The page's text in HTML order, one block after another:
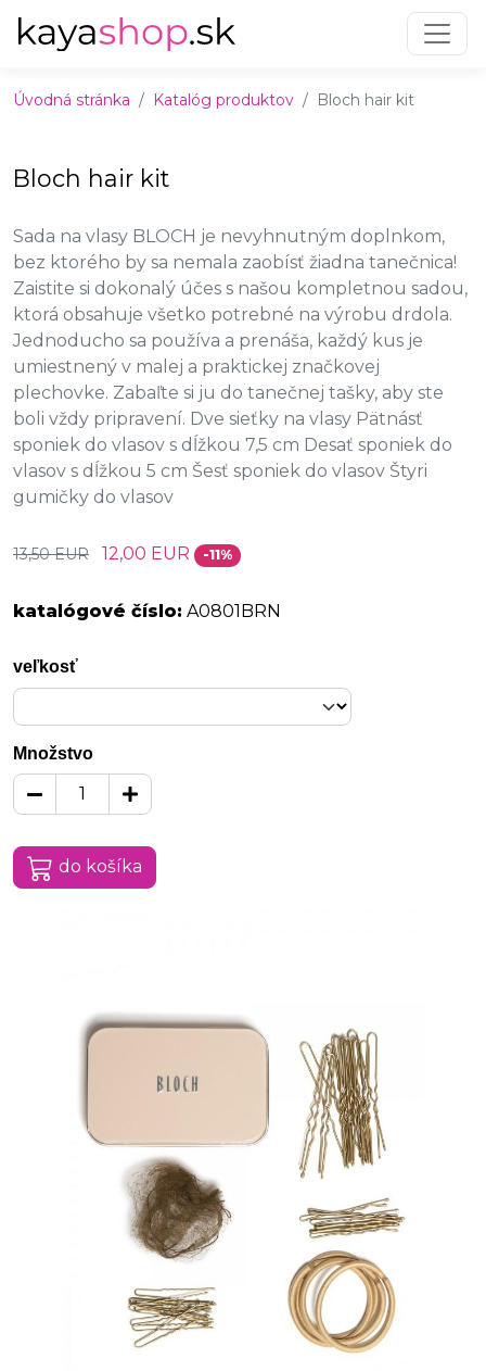
Úvodná stránka Katalóg produktov Bloch hair kit
Bloch hair kit
Sada na vlasy BLOCH je nevyhnutným doplnkom,
bez ktorého by sa nemala zaobísť žiadna tanečnica!
Zaistite si dokonalý účes s našou kompletnou sadou,
ktorá obsahuje všetko potrebné na výrobu drdola.
Jednoducho sa používa a prenáša, každý kus je
umiestnený v malej a praktickej značkovej
plechovke. Zabaľte si ju do tanečnej tašky, aby ste
boli vždy pripravení. Dve sieťky na vlasy Pätnásť
sponiek do vlasov s dĺžkou 7,5 cm Desať sponiek do
vlasov s dĺžkou 5 cm Šesť sponiek do vlasov Štyri
gumičky do vlasov
13,50 EUR 12,00 EUR -11%
katalógové číslo: A0801BRN
veľkosť
Množstvo
do košíka